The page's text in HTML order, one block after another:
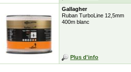
Plus d'info
Gallagher
Ruban TurboLine 12,5mm
400m blanc